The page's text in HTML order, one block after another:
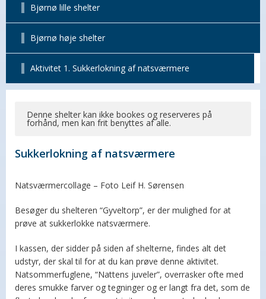
Bjørnø lille shelter
Bjørnø høje shelter
Aktivitet 1. Sukkerlokning af natsværmere
Denne shelter kan ikke bookes og reserveres på
forhånd, men kan frit benyttes af alle.
Sukkerlokning af natsværmere
Natsværmercollage – Foto Leif H. Sørensen
Besøger du shelteren “Gyveltorp”, er der mulighed for at
prøve at sukkerlokke natsværmere.
I kassen, der sidder på siden af shelterne, findes alt det
udstyr, der skal til for at du kan prøve denne aktivitet.
Natsommerfuglene, “Nattens juveler”, overrasker ofte med
deres smukke farver og tegninger og er langt fra det, som de